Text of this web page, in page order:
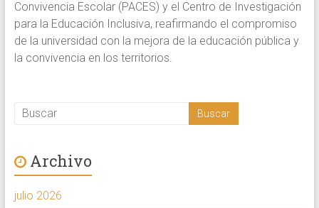
Convivencia Escolar (PACES) y el Centro de Investigación
para la Educación Inclusiva, reafirmando el compromiso
de la universidad con la mejora de la educación pública y
la convivencia en los territorios.
Archivo
julio 2026